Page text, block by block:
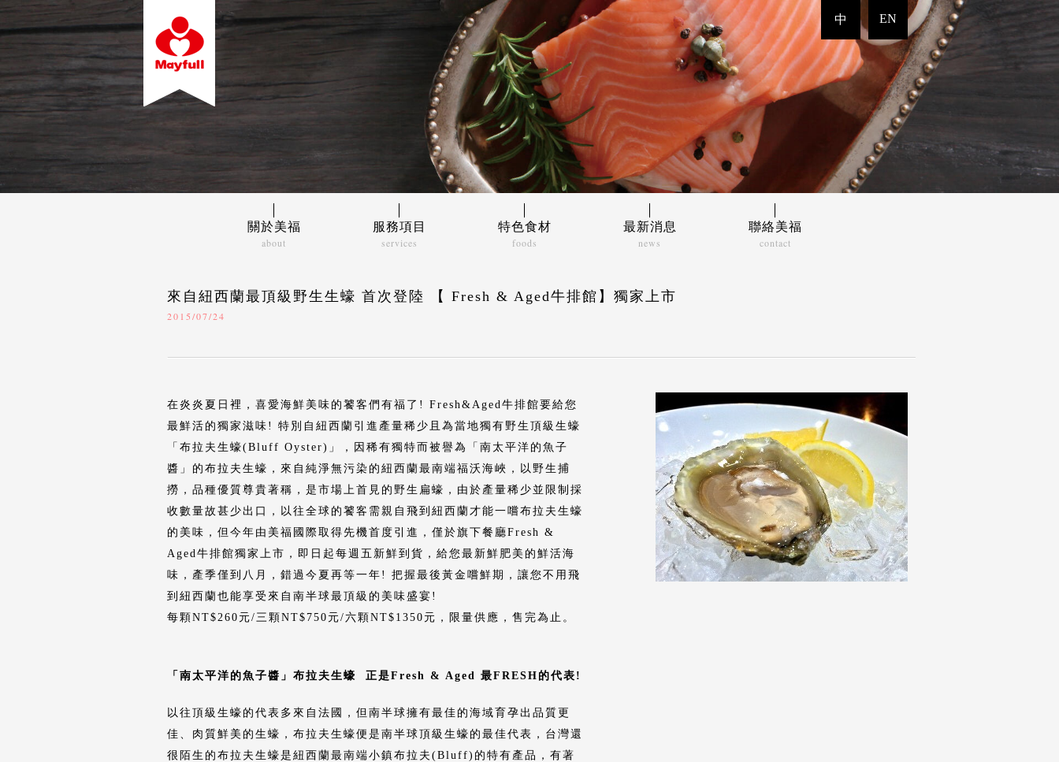
中 EN
關於美福
about
經營理念
服務項目
services
大宗批售
特色食材
foods
推薦食材
最新消息
news
聯絡美福
contact
來自紐西蘭最頂級野生生蠔 首次登陸 【 Fresh & Aged牛排館】獨家上市
2015/07/24
在炎炎夏日裡，喜愛海鮮美味的饕客們有福了! Fresh&Aged牛排館要給您
最鮮活的獨家滋味! 特別自紐西蘭引進產量稀少且為當地獨有野生頂級生蠔
「布拉夫生蠔(Bluff Oyster)」，因稀有獨特而被譽為「南太平洋的魚子
醬」的布拉夫生蠔，來自純淨無污染的紐西蘭最南端福沃海峽，以野生捕
撈，品種優質尊貴著稱，是市場上首見的野生扁蠔，由於產量稀少並限制採
收數量故甚少出口，以往全球的饕客需親自飛到紐西蘭才能一嚐布拉夫生蠔
的美味，但今年由美福國際取得先機首度引進，僅於旗下餐廳Fresh &
Aged牛排館獨家上市，即日起每週五新鮮到貨，給您最新鮮肥美的鮮活海
味，產季僅到八月，錯過今夏再等一年! 把握最後黃金嚐鮮期，讓您不用飛
到紐西蘭也能享受來自南半球最頂級的美味盛宴!
每顆NT$260元/三顆NT$750元/六顆NT$1350元，限量供應，售完為止。
「南太平洋的魚子醬」布拉夫生蠔 正是Fresh & Aged 最FRESH 的代表!
以往頂級生蠔的代表多來自法國，但南半球擁有最佳的海域育孕出品質更
佳、肉質鮮美的生蠔，布拉夫生蠔便是南半球頂級生蠔的最佳代表，台灣還
很陌生的布拉夫生蠔是紐西蘭最南端小鎮布拉夫(Bluff)的特有產品，有著